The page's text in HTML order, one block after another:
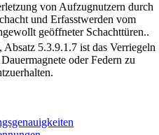
von Aufzugnutzern durch
und Erfasstwerden vom
geöffneter Schachttüren..
5.3.9.1.7 ist das Verriegeln
oder Federn zu